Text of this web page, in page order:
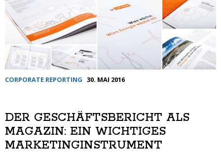
CORPORATE REPORTING 30. MAI 2016
DER GESCHÄFTSBERICHT ALS
MAGAZIN: EIN WICHTIGES
MARKETINGINSTRUMENT